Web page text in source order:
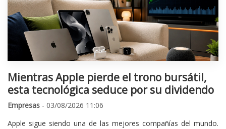
Mientras Apple pierde el trono bursátil,
esta tecnológica seduce por su dividendo
Empresas - 03/08/2026 11:06
Apple sigue siendo una de las mejores compañías del mundo.